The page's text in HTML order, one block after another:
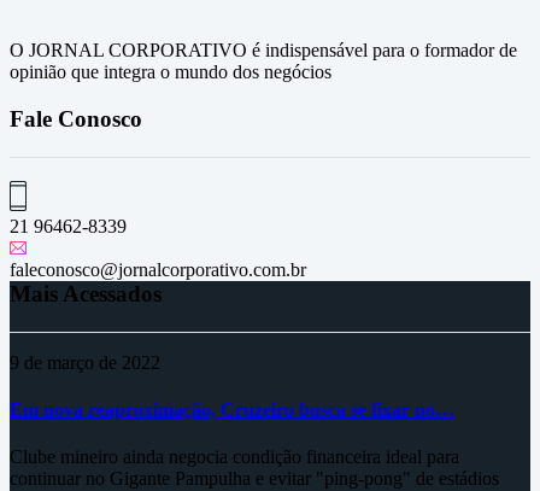
O JORNAL CORPORATIVO é indispensável para o formador de
opinião que integra o mundo dos negócios
Fale Conosco
21 96462-8339
faleconosco@jornalcorporativo.com.br
Mais Acessados
9 de março de 2022
Em nova reaproximação, Cruzeiro busca se fixar no…
Clube mineiro ainda negocia condição financeira ideal para
continuar no Gigante Pampulha e evitar "ping-pong" de estádios